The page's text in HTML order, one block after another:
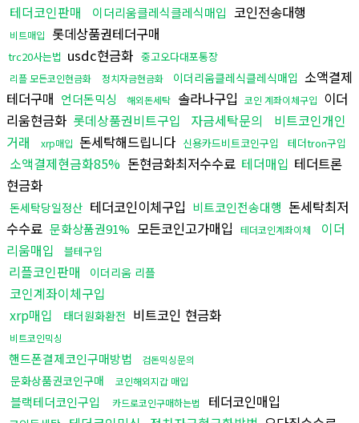
테더코인판매 이더리움클레식클레식매입 코인전송대행
비트매입 롯데상품권테더구매
trc20사는법 usdc현금화 중고오다대포통장
리플 모든코인현금화 정치자금현금화 이더리움클레식클레식매입 소액결제
테더구매 언더돈믹싱 해외돈세탁 솔라나구입 코인 계좌이체구입 이더
리움현금화 롯데상품권비트구입 자금세탁문의
비트코인개인
거래
xrp매입 돈세탁해드립니다 신용카드비트코인구입 테더tron구입
소액결제현금화85% 돈현금화최저수수료 테더매입 테더트론
현금화
돈세탁당일정산 테더코인이체구입 비트코인전송대행 돈세탁최저
수수료 문화상품권91% 모든코인고가매입 테더코인계좌이체
이더
리움매입
블테구입
리플코인판매 이더리움 리플
코인계좌이체구입
xrp매입
태더원화환전 비트코인 현금화
비트코인믹싱
핸드폰결제코인구매방법 검돈믹싱문의
문화상품권코인구매 코인해외지갑 매입
블랙테더코인구입 카드로코인구매하는법 테더코인매입